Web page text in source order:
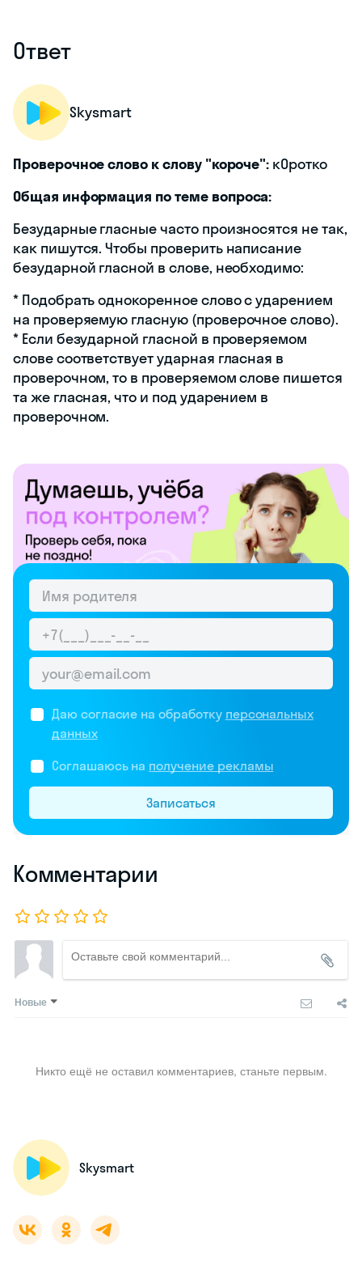
Ответ
Skysmart
Проверочное слово к слову "короче": кОротко
Общая информация по теме вопроса:
Безударные гласные часто произносятся не так,
как пишутся. Чтобы проверить написание
безударной гласной в слове, необходимо:
* Подобрать однокоренное слово с ударением
на проверяемую гласную (проверочное слово).
* Если безударной гласной в проверяемом
слове соответствует ударная гласная в
проверочном, то в проверяемом слове пишется
та же гласная, что и под ударением в
проверочном.
Даю согласие на обработку персональных
данных
Соглашаюсь на получение рекламы
Записаться
Комментарии
Новые
Никто ещё не оставил комментариев, станьте первым.
Skysmart